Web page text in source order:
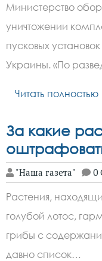
Министерство
уничтожении
пусковых
Украины. «По
Читать полностью
За какие
"Наша газета" 0
Растения,
голубой лотос,
грибы с
давно список…